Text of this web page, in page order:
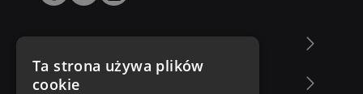
Zakupy u nas
Ta strona używa plików
cookie